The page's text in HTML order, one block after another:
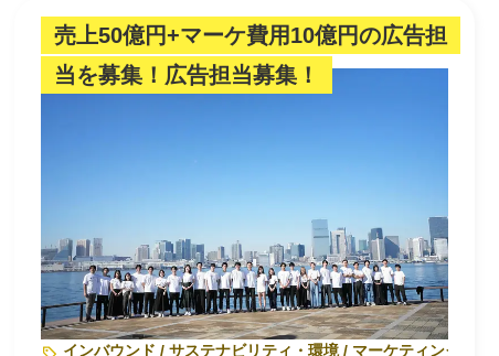
売上50億円+マーケ費用10億円の広告担
当を募集！広告担当募集！
インバウンド / サステナビリティ・環境 / マーケティング